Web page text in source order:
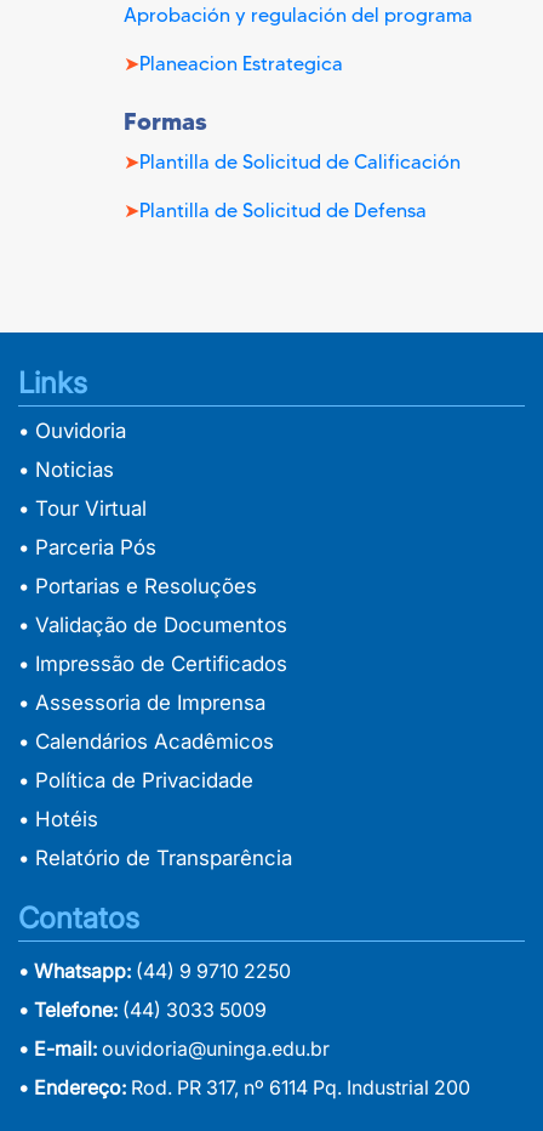
Aprobación y regulación del programa
➤Planeacion Estrategica
Formas
➤Plantilla de Solicitud de Calificación
➤Plantilla de Solicitud de Defensa
Links
• Ouvidoria
• Noticias
• Tour Virtual
• Parceria Pós
• Portarias e Resoluções
• Validação de Documentos
• Impressão de Certificados
• Assessoria de Imprensa
• Calendários Acadêmicos
• Política de Privacidade
• Hotéis
• Relatório de Transparência
Contatos
• Whatsapp: (44) 9 9710 2250
• Telefone: (44) 3033 5009
• E-mail: ouvidoria@uninga.edu.br
• Endereço: Rod. PR 317, nº 6114 Pq. Industrial 200